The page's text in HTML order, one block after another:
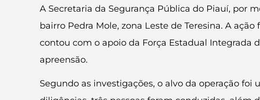
A Secretaria da Segurança Pública do Piauí, por
bairro Pedra Mole, zona Leste de Teresina. A
contou com o apoio da Força Estadual Integrada
apreensão.
Segundo as investigações, o alvo da operação